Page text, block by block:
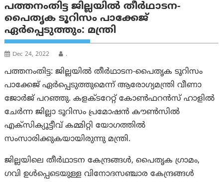
പത്തനം‌തിട്ട ജില്ലയിൽ തീർഥാടന-
പൈതൃക ടൂറിസം പാക്കേജ്
ഏർപ്പെടുത്തും: മന്ത്രി
Dec 24, 2022 .
പത്തനംതിട്ട: ജില്ലയിൽ തീർഥാടന-പൈതൃക ടൂറിസം
പാക്കേജ് ഏർപ്പെടുത്തുമെന്ന് ആരോഗ്യമന്ത്രി വീണാ
ജോർജ് പറഞ്ഞു. കളക്ടറേറ്റ് കോൺഫറൻസ് ഹാളിൽ
ചേർന്ന ജില്ലാ ടൂറിസം പ്രമോഷൻ കൗൺസിൽ
എക്‌സിക്യൂട്ടീവ് കമ്മിറ്റി യോഗത്തിൽ
സംസാരിക്കുകയായിരുന്നു മന്ത്രി.
ജില്ലയിലെ തീർഥാടന കേന്ദ്രങ്ങൾ, പൈതൃക ഗ്രാമം,
ഗവി ഉൾപ്പെടെയുള്ള വിനോദസഞ്ചാര കേന്ദ്രങ്ങൾ